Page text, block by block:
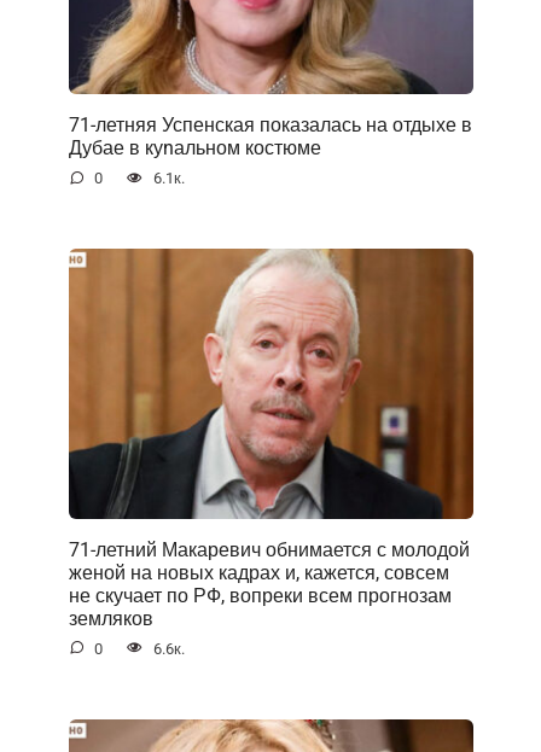
71-летняя Успенская показалась на отдыхе в
Дубае в куnальном костюме
0 6.1к.
71-летний Макаревич обнимается с молодой
женой на новых кадрах и, кажется, совсем
не скучает по РФ, вопреки всем прогнозам
земляков
0 6.6к.